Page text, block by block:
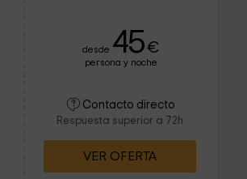
desde 45€
persona y noche
Contacto directo
Respuesta superior a 72h
VER OFERTA